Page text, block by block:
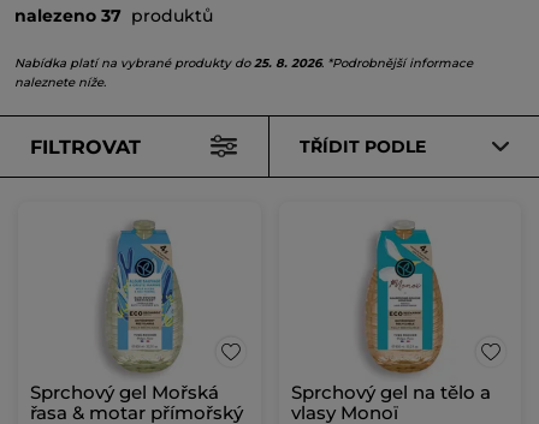
nalezeno 37 produktů
Nabídka platí na vybrané produkty do25. 8. 2026. *Podrobnější informace
naleznete níže.
FILTROVAT TŘÍDIT PODLE
Sprchový gel Mořská
řasa & motar přímořský
Sprchový gel na tělo a
vlasy Monoï